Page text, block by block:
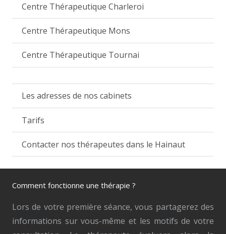
Centre Thérapeutique Charleroi
Centre Thérapeutique Mons
Centre Thérapeutique Tournai
Les adresses de nos cabinets
Tarifs
Contacter nos thérapeutes dans le Hainaut
Comment fonctionne une thérapie ?
Lors de votre première séance, vous partagerez des
informations sur vous-même et les motifs de votre